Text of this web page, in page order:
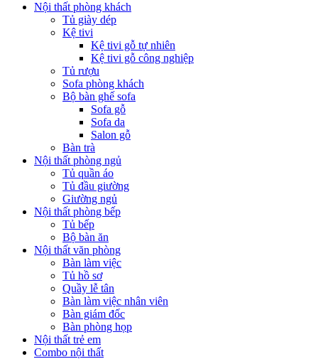
Nội thất phòng khách
Tủ giày dép
Kệ tivi
Kệ tivi gỗ tự nhiên
Kệ tivi gỗ công nghiệp
Tủ rượu
Sofa phòng khách
Bộ bàn ghế sofa
Sofa gỗ
Sofa da
Salon gỗ
Bàn trà
Nội thất phòng ngủ
Tủ quần áo
Tủ đầu giường
Giường ngủ
Nội thất phòng bếp
Tủ bếp
Bộ bàn ăn
Nội thất văn phòng
Bàn làm việc
Tủ hồ sơ
Quầy lễ tân
Bàn làm việc nhân viên
Bàn giám đốc
Bàn phòng họp
Nội thất trẻ em
Combo nội thất